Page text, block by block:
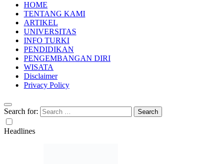
HOME
TENTANG KAMI
ARTIKEL
UNIVERSITAS
INFO TURKI
PENDIDIKAN
PENGEMBANGAN DIRI
WISATA
Disclaimer
Privacy Policy
Search for:
Headlines